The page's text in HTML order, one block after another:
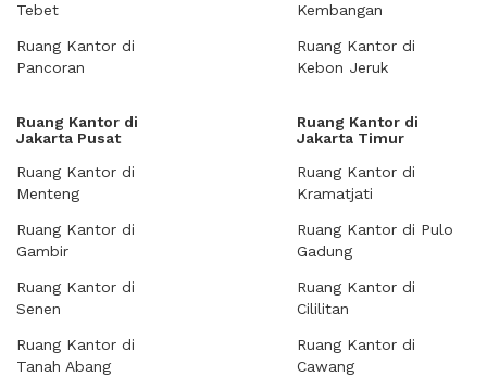
Tebet
Ruang Kantor di
Pancoran
Kembangan
Ruang Kantor di
Kebon Jeruk
Ruang Kantor di
Jakarta Pusat
Ruang Kantor di
Menteng
Ruang Kantor di
Gambir
Ruang Kantor di
Senen
Ruang Kantor di
Tanah Abang
Ruang Kantor di
Jakarta Timur
Ruang Kantor di
Kramatjati
Ruang Kantor di Pulo
Gadung
Ruang Kantor di
Cililitan
Ruang Kantor di
Cawang